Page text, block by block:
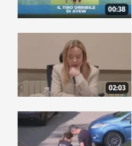
00:38
02:03